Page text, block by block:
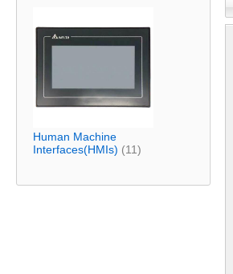
Human Machine
Interfaces(HMIs) (11)